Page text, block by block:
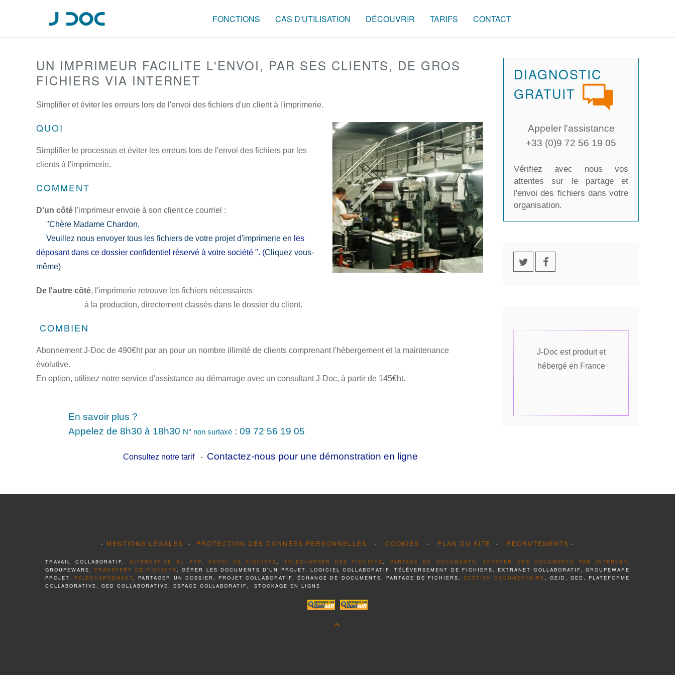
FONCTIONS CAS D'UTILISATION DÉCOUVRIR TARIFS CONTACT
UN IMPRIMEUR FACILITE L'ENVOI, PAR SES CLIENTS, DE GROS
FICHIERS VIA INTERNET
Simplifier et éviter les erreurs lors de l'envoi des fichiers d'un client à l'imprimerie.
QUOI
Simplifier le processus et éviter les erreurs lors de l'envoi des fichiers par les
clients à l'imprimerie.
COMMENT
D'un côté l'imprimeur envoie à son client ce courriel :
"Chère Madame Chardon,
Veuillez nous envoyer tous les fichiers de votre projet d'imprimerie en les
déposant dans ce dossier confidentiel réservé à votre société ". (Cliquez vous-
même)
De l'autre côté, l'imprimerie retrouve les fichiers nécessaires
à la production, directement classés dans le dossier du client.
COMBIEN
Abonnement J-Doc de 490€ht par an pour un nombre illimité de clients comprenant l'hébergement et la maintenance
évolutive.
En option, utilisez notre service d'assistance au démarrage avec un consultant J-Doc, à partir de 145€ht.
En savoir plus ?
Appelez de 8h30 à 18h30 N° non surtaxé : 09 72 56 19 05
Consultez notre tarif- Contactez-nous pour une démonstration en ligne
DIAGNOSTIC
GRATUIT
Appeler l'assistance
+33 (0)9 72 56 19 05
Vérifiez avec nous vos
attentes sur le partage et
l'envoi des fichiers dans votre
organisation.
J-Doc est produit et
hébergé en France
- MENTIONS LÉGALES - PROTECTION DES DONNÉES PERSONNELLES - COOKIES - PLAN DU SITE - RECRUTEMENTS -
TRAVAIL COLLABORATIF, ALTERNATIVE AU FTP, ENVOI DE FICHIERS, TÉLÉCHARGER DES FICHIERS, PARTAGE DE DOCUMENTS, ENVOYER DES DOCUMENTS PAR INTERNET,
GROUPEWARE,TRANSFERT DE FICHIERS, GÉRER LES DOCUMENTS D'UN PROJET, LOGICIEL COLLABORATIF, TÉLÉVERSEMENT DE FICHIERS, EXTRANET COLLABORATIF, GROUPEWARE
PROJET,TÉLÉCHARGEMENT, PARTAGER UN DOSSIER, PROJET COLLABORATIF, ÉCHANGE DE DOCUMENTS, PARTAGE DE FICHIERS,GESTION DOCUMENTAIRE , GEID, GED, PLATEFORME
COLLABORATIVE, GED COLLABORATIVE, ESPACE COLLABORATIF, STOCKAGE EN LIGNE